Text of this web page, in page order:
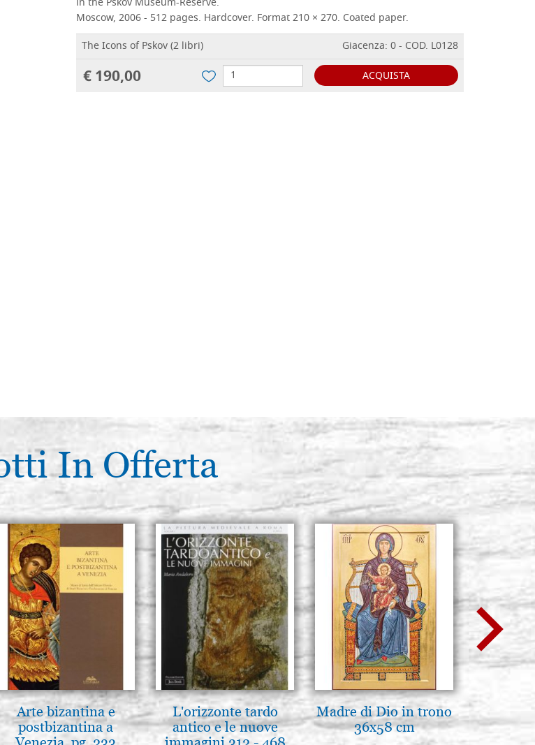
Moscow, 2006 - 512 pages. Hardcover. Format 210 × 270. Coated paper.
The Icons of Pskov (2 libri)
Giacenza: 0 - COD. L0128
€ 190,00 ACQUISTA
In Offerta
Arte bizantina e
postbizantina a
L'orizzonte tardo
antico e le nuove
Madre di Dio in trono
36x58 cm